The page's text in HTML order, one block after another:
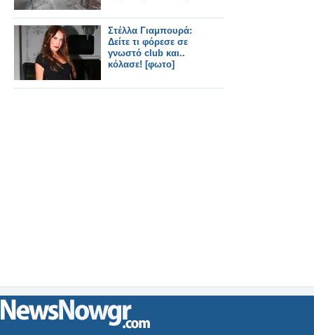
Στέλλα Γιαμπουρά:
Δείτε τι φόρεσε σε
γνωστό club και..
κόλασε! [φωτο]